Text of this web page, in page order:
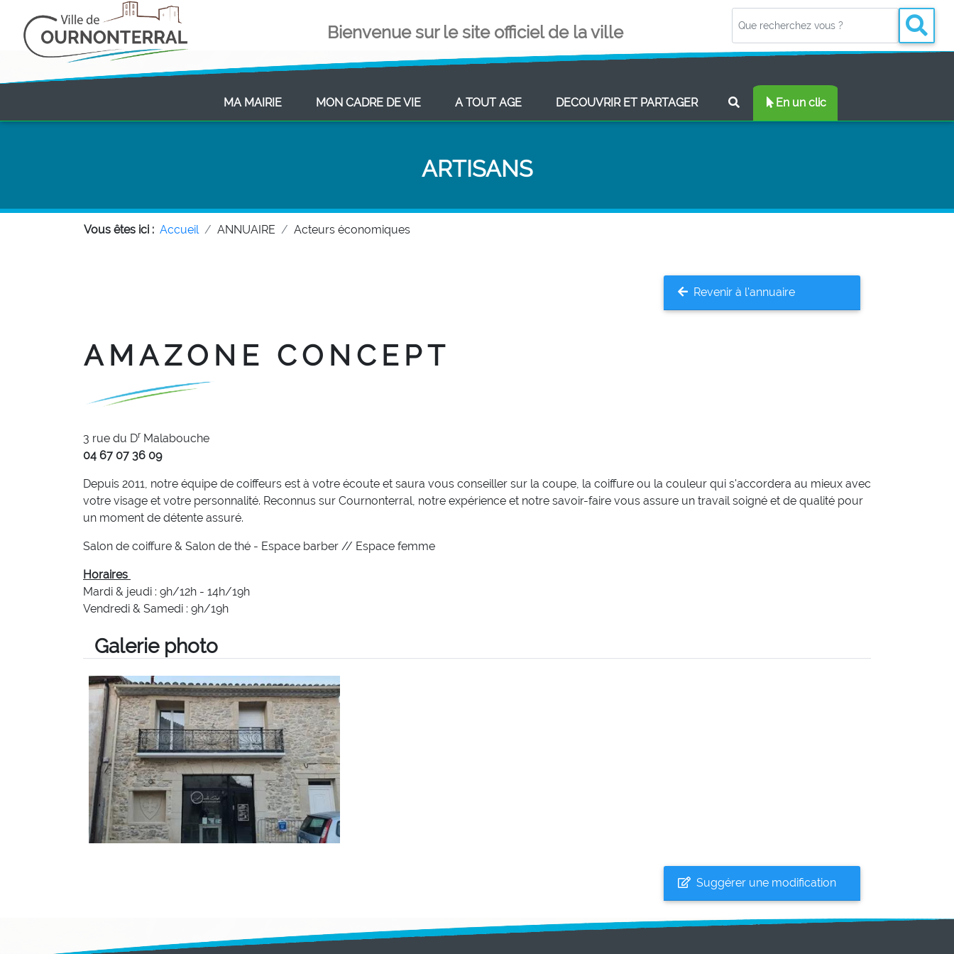
Bienvenue sur le site officiel de la ville
MA MAIRIE(CURRENT)MON CADRE DE VIE(CURRENT)A TOUT AGE(CURRENT)DECOUVRIR ET PARTAGER(CURRENT) En un clic
ARTISANS
Vous êtes ici : Accueil ANNUAIRE Acteurs économiques
Revenir à l'annuaire
AMAZONE CONCEPT
3 rue du Dr Malabouche
04 67 07 36 09
Depuis 2011, notre équipe de coiffeurs est à votre écoute et saura vous conseiller sur la coupe, la coiffure ou la couleur qui s'accordera au mieux avec
votre visage et votre personnalité. Reconnus sur Cournonterral, notre expérience et notre savoir-faire vous assure un travail soigné et de qualité pour
un moment de détente assuré.
Salon de coiffure & Salon de thé - Espace barber // Espace femme
Horaires
Mardi & jeudi : 9h/12h - 14h/19h
Vendredi & Samedi : 9h/19h
Galerie photo
Suggérer une modification